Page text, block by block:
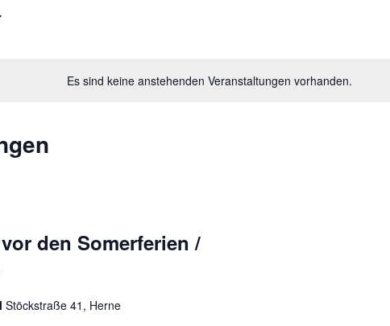
Es sind keine anstehenden Veranstaltungen vorhanden.
den Somerferien /
Stöckstraße 41, Herne